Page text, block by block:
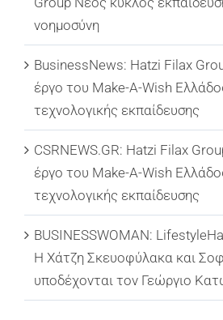
νοημοσύνη
BusinessNews: Hatzi Filax
έργο του Make-A-Wish
τεχνολογικής εκπαίδευσης
CSRNEWS.GR: Hatzi Filax
έργο του Make-A-Wish
τεχνολογικής εκπαίδευσης
BUSINESSWOMAN:
Η Χάτζη Σκευοφύλακα και
υποδέχονται τον Γεώργιο